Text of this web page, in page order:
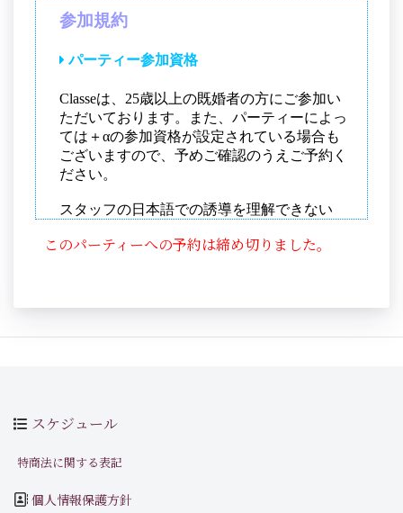
このパーティーへの予約は締め切りました。
スケジュール
特商法に関する表記
個人情報保護方針